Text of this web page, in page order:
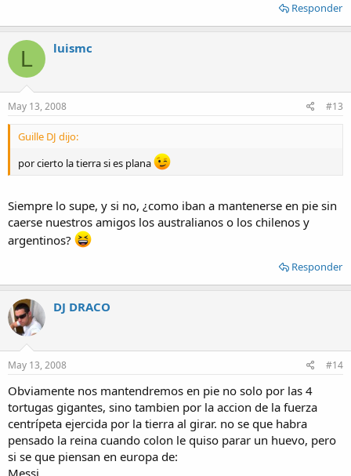
Responder
L luismc
May 13, 2008 #13
Guille DJ dijo:
por cierto la tierra si es plana
Siempre lo supe, y si no, ¿como iban a mantenerse en pie sin
caerse nuestros amigos los australianos o los chilenos y
argentinos?
Responder
DJ DRACO
May 13, 2008 #14
Obviamente nos mantendremos en pie no solo por las 4
tortugas gigantes, sino tambien por la accion de la fuerza
centrípeta ejercida por la tierra al girar. no se que habra
pensado la reina cuando colon le quiso parar un huevo, pero
si se que piensan en europa de:
Messi